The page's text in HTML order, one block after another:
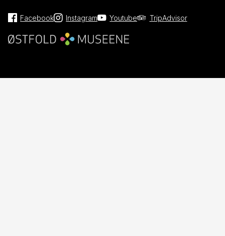
Facebook Instagram Youtube TripAdvisor